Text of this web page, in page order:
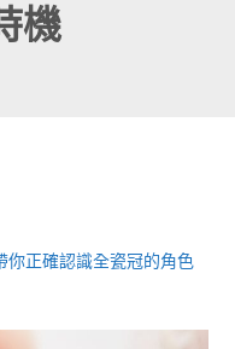
機
正確認識全瓷冠的角色